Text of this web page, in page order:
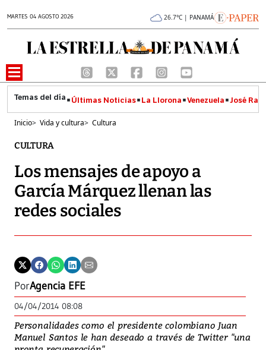
MARTES 04 AGOSTO 2026 26.7°C | PANAMÁ
Últimas Noticias La Llorona Venezuela José
Inicio> Vida y cultura> Cultura
CULTURA
Los mensajes de apoyo a
García Márquez llenan las
redes sociales
PorAgencia EFE
04/04/2014 08:08
Personalidades como el presidente colombiano Juan
Manuel Santos le han deseado a través de Twitter "una